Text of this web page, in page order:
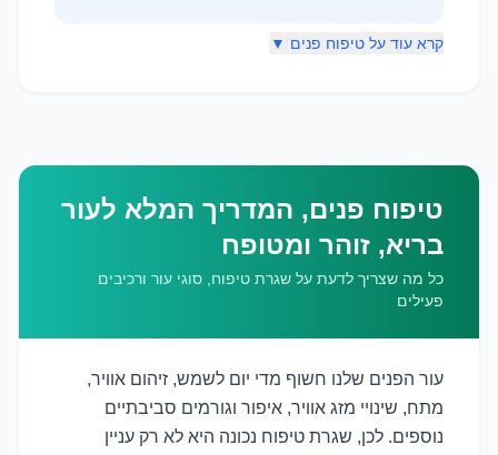
קרא עוד על טיפוח פנים ▼
טיפוח פנים, המדריך המלא לעור
בריא, זוהר ומטופח
כל מה שצריך לדעת על שגרת טיפוח, סוגי עור ורכיבים
פעילים
עור הפנים שלנו חשוף מדי יום לשמש, זיהום אוויר,
מתח, שינויי מזג אוויר, איפור וגורמים סביבתיים
נוספים. לכן, שגרת טיפוח נכונה היא לא רק עניין